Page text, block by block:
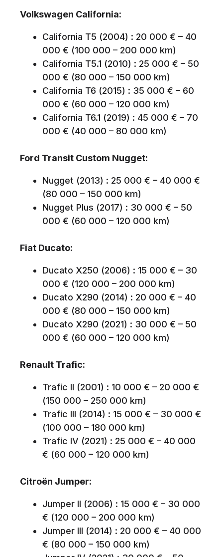
Volkswagen California:
California T5 (2004) : 20 000 € – 40
000 € (100 000 – 200 000 km)
California T5.1 (2010) : 25 000 € – 50
000 € (80 000 – 150 000 km)
California T6 (2015) : 35 000 € – 60
000 € (60 000 – 120 000 km)
California T6.1 (2019) : 45 000 € – 70
000 € (40 000 – 80 000 km)
Ford Transit Custom Nugget:
Nugget (2013) : 25 000 € – 40 000 €
(80 000 – 150 000 km)
Nugget Plus (2017) : 30 000 € – 50
000 € (60 000 – 120 000 km)
Fiat Ducato:
Ducato X250 (2006) : 15 000 € – 30
000 € (120 000 – 200 000 km)
Ducato X290 (2014) : 20 000 € – 40
000 € (80 000 – 150 000 km)
Ducato X290 (2021) : 30 000 € – 50
000 € (60 000 – 120 000 km)
Renault Trafic:
Trafic II (2001) : 10 000 € – 20 000 €
(150 000 – 250 000 km)
Trafic III (2014) : 15 000 € – 30 000 €
(100 000 – 180 000 km)
Trafic IV (2021) : 25 000 € – 40 000
€ (60 000 – 120 000 km)
Citroën Jumper:
Jumper II (2006) : 15 000 € – 30 000
€ (120 000 – 200 000 km)
Jumper III (2014) : 20 000 € – 40 000
€ (80 000 – 150 000 km)